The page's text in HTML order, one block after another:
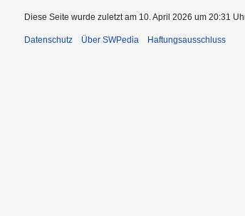
Diese Seite wurde zuletzt am 10. April 2026 um 20:31
Datenschutz Über SWPedia Haftungsausschluss